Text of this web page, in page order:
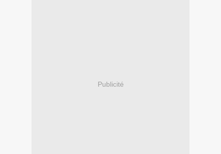
Publicité